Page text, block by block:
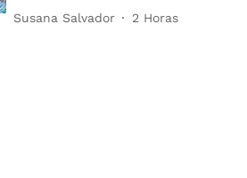
Susana Salvador 2 Horas